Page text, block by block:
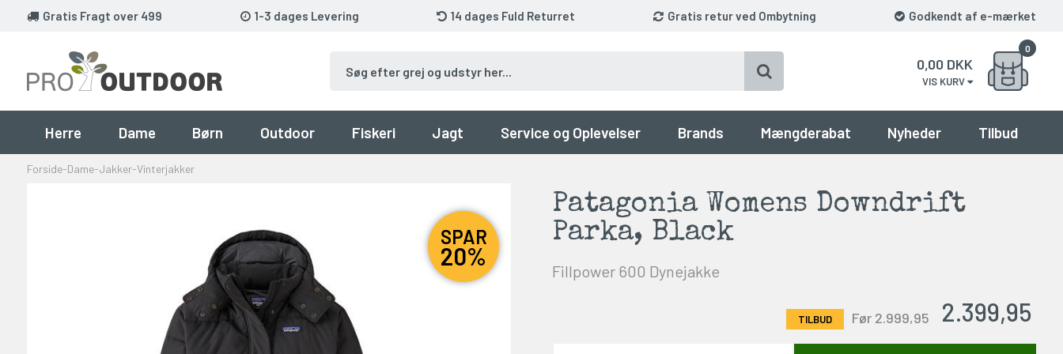
Gratis Fragt over 499 1-3 dages Levering 14 dages Fuld Returret Gratis retur ved Ombytning Godkendt af e-mærket
0
0,00 DKK
VIS KURV
Herre Dame Børn Outdoor Fiskeri Jagt Service og Oplevelser Brands Mængderabat Nyheder Tilbud
Forside-Dame-Jakker-Vinterjakker
SPAR
20%
Patagonia Womens Downdrift
Parka, Black
Fillpower 600 Dynejakke
2.399,95
Før 2.999,95